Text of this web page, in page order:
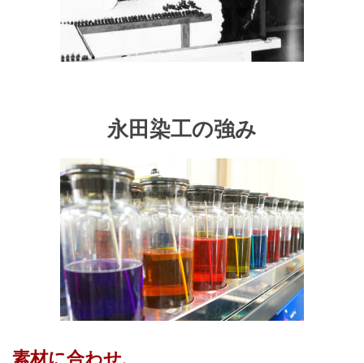
永田染工の強み
素材に合わせ、